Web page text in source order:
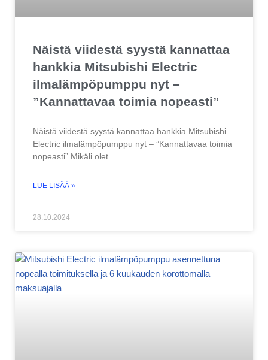
Näistä viidestä syystä kannattaa
hankkia Mitsubishi Electric
ilmalämpöpumppu nyt –
”Kannattavaa toimia nopeasti”
Näistä viidestä syystä kannattaa hankkia Mitsubishi
Electric ilmalämpöpumppu nyt – ”Kannattavaa toimia
nopeasti” Mikäli olet
LUE LISÄÄ »
28.10.2024